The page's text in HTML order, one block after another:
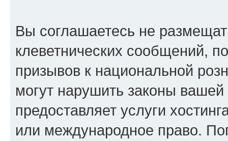
Вы соглашаетесь не
клеветнических сообщений,
призывов к национальной
могут нарушить законы
предоставляет услуги
или международное право.